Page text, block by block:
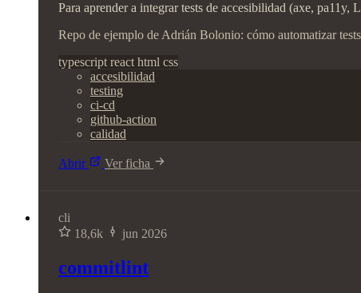
Para aprender a integrar tests de accesibilidad (axe,
Repo de ejemplo de Adrián Bolonio: cómo automatizar
typescript react html css
accesibilidad
testing
ci-cd
github-action
calidad
Abrir Ver ficha
cli
18,6k
jun 2026
commitlint